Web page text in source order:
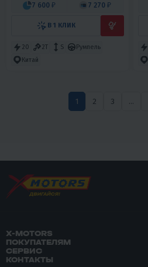
7 600 ₽ 7 270 ₽
В 1 КЛИК
20 2T S
Румпель
Китай
1 2 3 ...
X-MOTORS
ПОКУПАТЕЛЯМ
СЕРВИС
КОНТАКТЫ